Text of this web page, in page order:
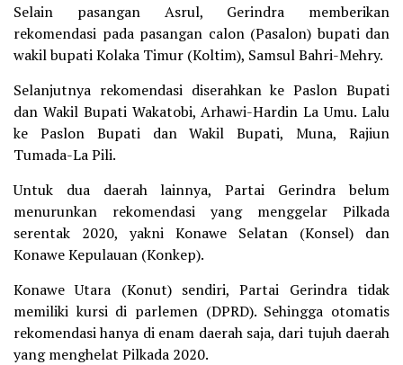
Selain pasangan Asrul, Gerindra memberikan
rekomendasi pada pasangan calon (Pasalon) bupati dan
wakil bupati Kolaka Timur (Koltim), Samsul Bahri-Mehry.
Selanjutnya rekomendasi diserahkan ke Paslon Bupati
dan Wakil Bupati Wakatobi, Arhawi-Hardin La Umu. Lalu
ke Paslon Bupati dan Wakil Bupati, Muna, Rajiun
Tumada-La Pili.
Untuk dua daerah lainnya, Partai Gerindra belum
menurunkan rekomendasi yang menggelar Pilkada
serentak 2020, yakni Konawe Selatan (Konsel) dan
Konawe Kepulauan (Konkep).
Konawe Utara (Konut) sendiri, Partai Gerindra tidak
memiliki kursi di parlemen (DPRD). Sehingga otomatis
rekomendasi hanya di enam daerah saja, dari tujuh daerah
yang menghelat Pilkada 2020.